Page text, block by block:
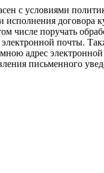
с условиями
договора
числе поручать
почты.
адрес
письменного